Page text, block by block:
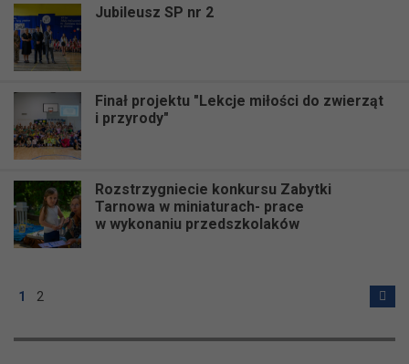
Jubileusz SP nr 2
Finał projektu "Lekcje miłości do zwierząt
i przyrody"
Rozstrzygniecie konkursu Zabytki
Tarnowa w miniaturach- prace
w wykonaniu przedszkolaków
1 2